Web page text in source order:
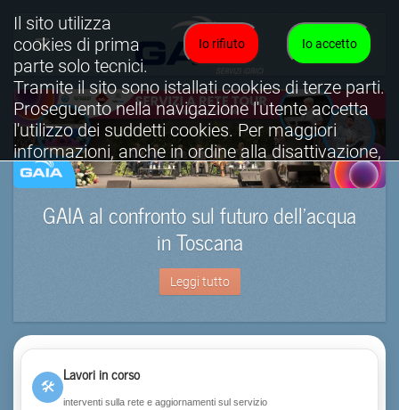
GAIA al confronto sul futuro dell’acqua
in Toscana
Leggi tutto
🛠
Lavori in corso
interventi sulla rete e aggiornamenti sul servizio
Io accetto
Io rifiuto
Il sito utilizza
cookies di prima
parte solo tecnici.
Tramite il sito sono istallati cookies di terze parti.
Proseguento nella navigazione l'utente accetta
l'utilizzo dei suddetti cookies. Per maggiori
informazioni, anche in ordine alla disattivazione,
è possibile consultare l'informativa cookies
completa.
Visualizza informativa completa.